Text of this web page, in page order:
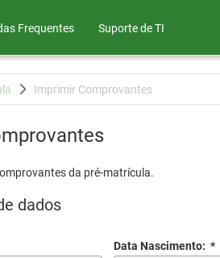
Frequentes Suporte de TI
Imprimir Comprovantes
da pré-matrícula.
dados
Data Nascimento: *